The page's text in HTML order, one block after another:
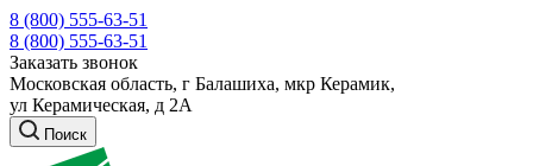
8 (800) 555-63-51
8 (800) 555-63-51
Заказать звонок
Московская область, г Балашиха, мкр Керамик,
ул Керамическая, д 2А
Поиск